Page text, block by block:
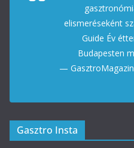
elismeréseként
Guide Év
Budapesten
—
Gasztro Insta